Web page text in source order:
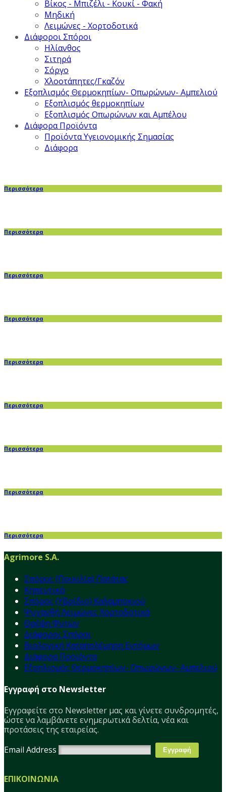
Βίκος - Μπιζέλι - Κουκί - Φακή
Μηδική
Λειμώνες - Χορτοδοτικά
Διάφοροι Σπόροι
Ηλίανθος
Σιτηρά
Σόργο
Χλοοτάπητες/Γκαζόν
Εξοπλισμός Θερμοκηπίων- Οπωρώνων- Αμπελιού
Εξοπλισμός θερμοκηπίων
Εξοπλισμός Οπωρώνων και Αμπέλου
Διάφορα Προϊόντα
Προϊόντα Υγειονομικής Σημασίας
Διάφορα
Περισσότερα
Περισσότερα
Περισσότερα
Περισσότερα
Περισσότερα
Περισσότερα
Περισσότερα
Περισσότερα
Περισσότερα
Agrimore S.A.
Σπόρος (Ποικιλία) Πατάτας
Κηπευτικά
Σπόρος (Υβρίδιο) Καλαμποκιού
Ψυχανθή Λειμώνες Χορτοδοτικά
Θρέψη Φυτών
Διάφοροι Σπόροι
Βιολογική Καταπολέμηση Εντόμων
Διάφορα Προϊόντα
Εξοπλισμός Θερμοκηπίων- Οπωρώνων- Αμπελιού
Εγγραφή στο Newsletter
Εγγραφείτε στο Νewsletter μας και γίνετε συνδρομητές,
ώστε να λαμβάνετε ενημερωτικά δελτία, νέα και
προτάσεις της εταιρείας.
Email Address
ΕΠΙΚΟΙΝΩΝΙΑ